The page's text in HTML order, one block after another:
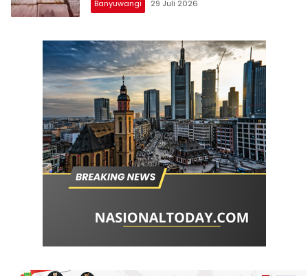
Banyuwangi 29 Juli 2026